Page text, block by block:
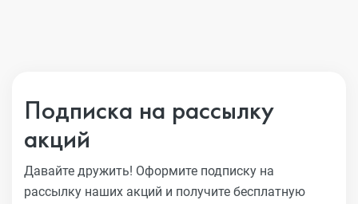
Подписка на рассылку
акций
Давайте дружить! Оформите подписку на
рассылку наших акций и получите бесплатную